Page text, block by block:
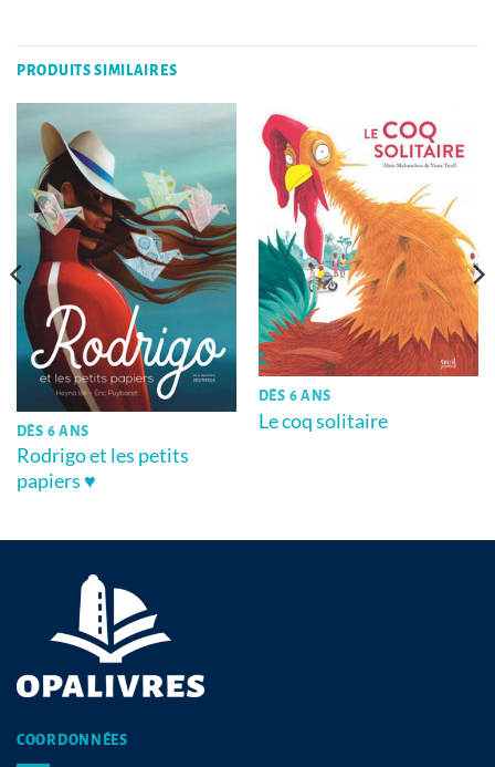
PRODUITS SIMILAIRES
DÈS 6 ANS
Rodrigo et les petits
papiers ♥
DÈS 6 ANS
Le coq solitaire
COORDONNÉES